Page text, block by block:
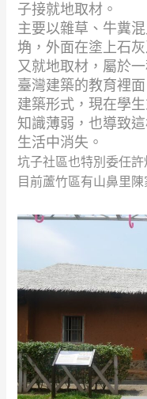
子接就地取材。
主要以雜草、牛糞
埆，外面在塗上石
又就地取材，屬於
臺灣建築的教育裡
建築形式，現在學
知識薄弱，也導致
生活中消失。
坑子社區也特別委任
目前蘆竹區有山鼻里